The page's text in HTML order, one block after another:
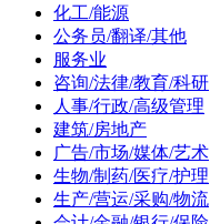
化工/能源
公务员/翻译/其他
服务业
咨询/法律/教育/科研
人事/行政/高级管理
建筑/房地产
广告/市场/媒体/艺术
生物/制药/医疗/护理
生产/营运/采购/物流